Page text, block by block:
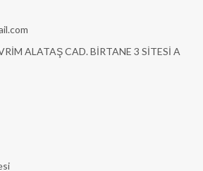
ALATAŞ CAD. BİRTANE 3 SİTESİ A